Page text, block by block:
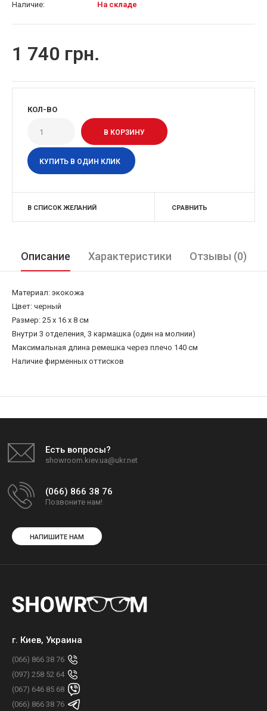
Наличие:
На складе
1 740 грн.
КОЛ-ВО
КУПИТЬ В ОДИН КЛИК
В СПИСОК ЖЕЛАНИЙ СРАВНИТЬ
Описание Характеристики Отзывы (0)
Материал: экокожа
Цвет: черный
Размер: 25 x 16 x 8 см
Внутри 3 отделения, 3 кармашка (один на молнии)
Максимальная длина ремешка через плечо 140 см
Наличие фирменных оттисков
Есть вопросы?
showroom.kiev.ua@ukr.net
(066) 866 38 76
Позвоните нам!
НАПИШИТЕ НАМ
г. Киев, Украина
(066) 866 38 76
(097) 258 52 64
(067) 646 85 68
(066) 866 38 76